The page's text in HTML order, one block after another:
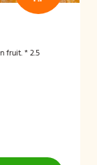
fruit. * 2.5